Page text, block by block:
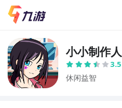
小小制作人
3.5
休闲益智